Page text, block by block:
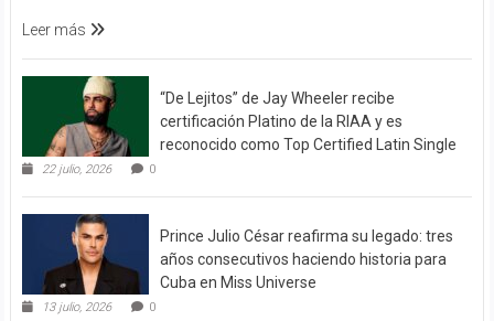
Leer más
“De Lejitos” de Jay Wheeler recibe
certificación Platino de la RIAA y es
reconocido como Top Certified Latin Single
22 julio, 2026 0
Prince Julio César reafirma su legado: tres
años consecutivos haciendo historia para
Cuba en Miss Universe
13 julio, 2026 0